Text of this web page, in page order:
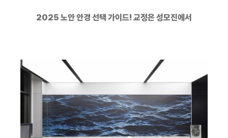
2025 노안 안경 선택 가이드! 교정은 성모진에서